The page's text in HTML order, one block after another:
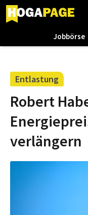
Jobbörse
Entlastung
Robert
verlängern